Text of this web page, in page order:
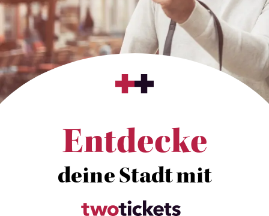
Entdecke
deine Stadt mit